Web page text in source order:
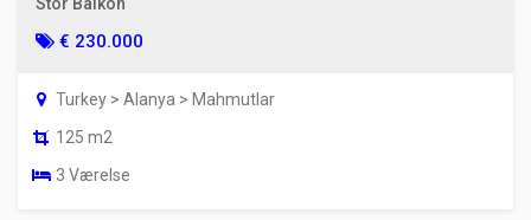
€ 230.000
Turkey > Alanya > Mahmutlar
125 m2
3 Værelse